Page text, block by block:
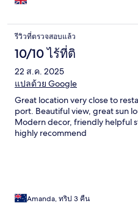
รีวิวที่ตรวจสอบแล้ว
10/10 ไร้ที่ติ
22 ส.ค. 2025
แปลด้วย Google
Great location very close to
port. Beautiful view, great sun
Modern decor, friendly helpful
highly recommend
Amanda, ทริป 3 คืน